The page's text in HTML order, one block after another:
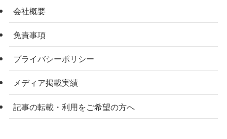
会社概要
免責事項
プライバシーポリシー
メディア掲載実績
記事の転載・利用をご希望の方へ